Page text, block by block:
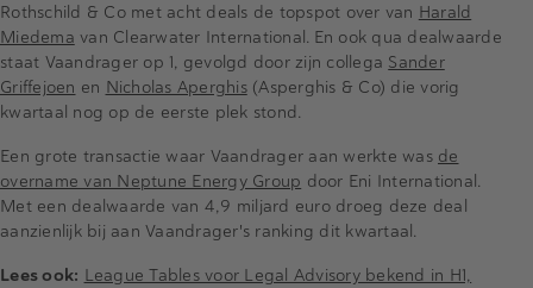
Rothschild & Co met acht deals de topspot over van Harald
Miedema van Clearwater International. En ook qua dealwaarde
staat Vaandrager op 1, gevolgd door zijn collega Sander
Griffejoen en Nicholas Aperghis(Asperghis & Co) die vorig
kwartaal nog op de eerste plek stond.
Een grote transactie waar Vaandrager aan werkte was de
overname van Neptune Energy Group door Eni International.
Met een dealwaarde van 4,9 miljard euro droeg deze deal
aanzienlijk bij aan Vaandrager's ranking dit kwartaal.
Lees ook: League Tables voor Legal Advisory bekend in H1,